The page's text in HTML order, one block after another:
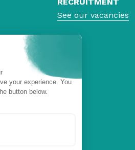
See our vacancies